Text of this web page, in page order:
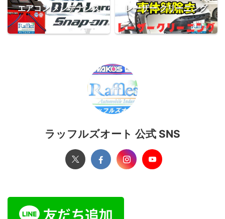
エアコン メンテナンス レーザー クリーニング
ラッフルズオート 公式 SNS